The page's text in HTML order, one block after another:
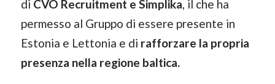
di CVO Recruitment e Simplika, il che ha
permesso al Gruppo di essere presente in
Estonia e Lettonia e di rafforzare la propria
presenza nella regione baltica.